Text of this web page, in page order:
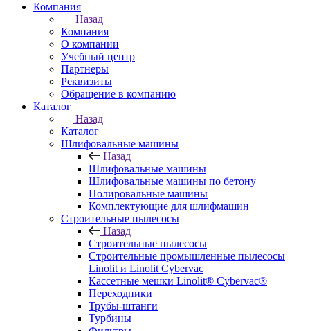
Компания
Назад
Компания
О компании
Учебный центр
Партнеры
Реквизиты
Обращение в компанию
Каталог
Назад
Каталог
Шлифовальные машины
Назад
Шлифовальные машины
Шлифовальные машины по бетону
Полировальные машины
Комплектующие для шлифмашин
Строительные пылесосы
Назад
Строительные пылесосы
Строительные промышленные пылесосы
Linolit и Linolit Cybervac
Кассетные мешки Linolit® Cybervac®
Переходники
Трубы-штанги
Турбины